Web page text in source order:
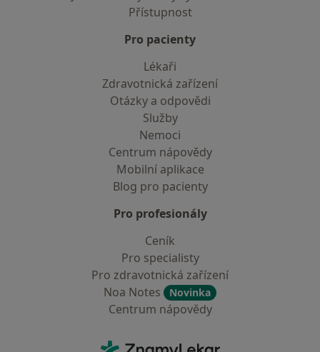
Přístupnost
Pro pacienty
Lékaři
Zdravotnická zařízení
Otázky a odpovědi
Služby
Nemoci
Centrum nápovědy
Mobilní aplikace
Blog pro pacienty
Pro profesionály
Ceník
Pro specialisty
Pro zdravotnická zařízení
Noa Notes
Novinka
Centrum nápovědy
ZnamyLekar - Hlavní stránka